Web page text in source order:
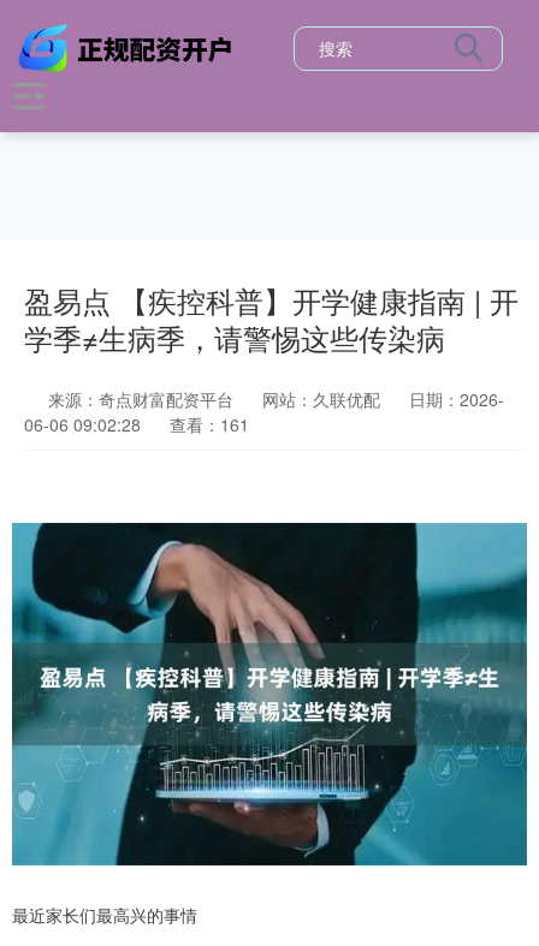
盈易点 【疾控科普】开学健康指南 | 开
学季≠生病季，请警惕这些传染病
来源：奇点财富配资平台 网站：久联优配
日期：2026-
06-06 09:02:28
查看：161
最近家长们最高兴的事情